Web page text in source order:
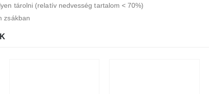
tárolni (relatív nedvesség tartalom < 70%)
zsákban